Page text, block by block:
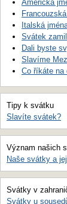
Americká
Italská
Svátek
Dali byste
Slavíme
Co říkáte na
Tipy k svátku
Slavíte svátek?
Význam našich
Naše svátky a
Svátky v
Svátky u